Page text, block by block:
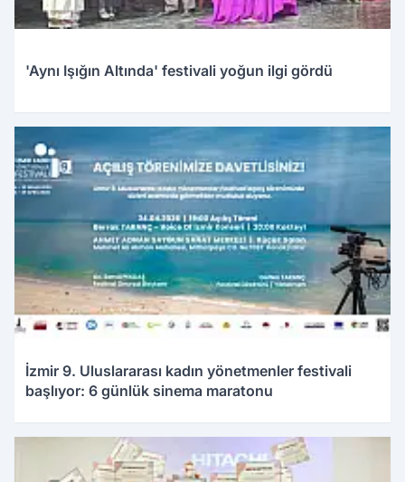
'Aynı Işığın Altında' festivali yoğun ilgi gördü
İzmir 9. Uluslararası kadın yönetmenler festivali
başlıyor: 6 günlük sinema maratonu